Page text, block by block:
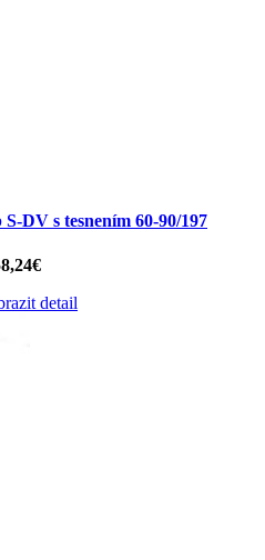
DV s tesnením 60-90/197
detail